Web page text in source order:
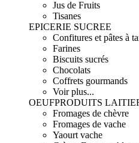
Jus de Fruits
Tisanes
EPICERIE SUCREE
Confitures et pâtes à
Farines
Biscuits sucrés
Chocolats
Coffrets gourmands
Voir plus...
OEUFPRODUITS
Fromages de chèvre
Fromages de vache
Yaourt vache